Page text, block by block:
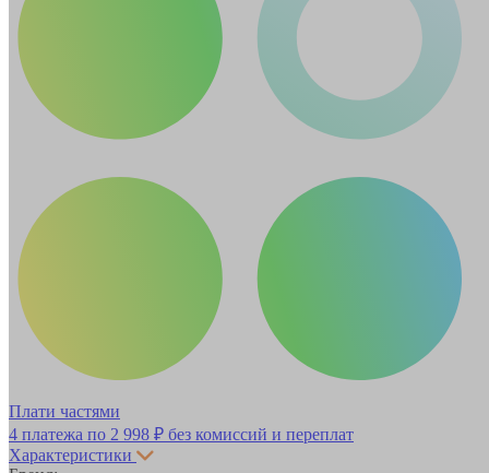
Плати частями
4 платежа по 2 998 ₽ без комиссий и переплат
Характеристики